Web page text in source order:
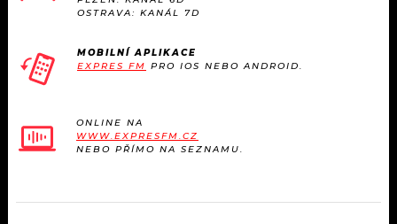
OSTRAVA: KANÁL 7D
MOBILNÍ APLIKACE
EXPRES FM PRO IOS NEBO ANDROID.
ONLINE NA
WWW.EXPRESFM.CZ
NEBO PŘÍMO NA SEZNAMU.